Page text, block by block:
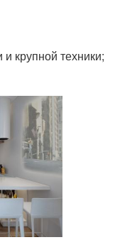
крупной техники;